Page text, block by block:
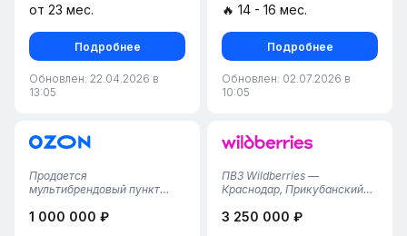
от 23 мес.
Подробнее
Обновлен: 22.04.2026 в
13:05
🔥 14 - 16 мес.
Подробнее
Обновлен: 02.07.2026 в
10:05
Продается
мультибрендовый пункт
Маркет + Ozon в
1 000 000 ₽
ПВЗ Wildberries —
Краснодар, Прикубанский
Прикубанский район, зона
3 250 000 ₽